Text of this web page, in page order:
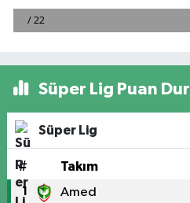
Süper Lig Puan
Süper Lig
# Takım
1 Amed